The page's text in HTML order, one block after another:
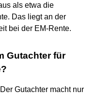
als etwa die
Das liegt an der
bei der EM-Rente.
Gutachter für
Gutachter macht nur